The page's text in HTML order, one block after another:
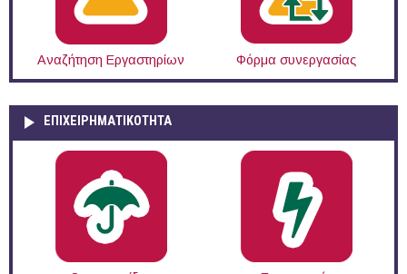
Αναζήτηση Εργαστηρίων Φόρμα συνεργασίας
ΕΠΙΧΕΙΡΗΜΑΤΙΚΟΤΗΤΑ